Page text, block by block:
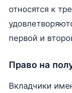
относятся к
первой и
Право на
Вкладчики